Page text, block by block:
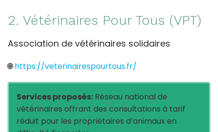
2. Vétérinaires Pour Tous (VPT)
Association de vétérinaires solidaires
🌐https://veterinairespourtous.fr/
Services proposés: Réseau national de
vétérinaires offrant des consultations à tarif
réduit pour les propriétaires d’animaux en